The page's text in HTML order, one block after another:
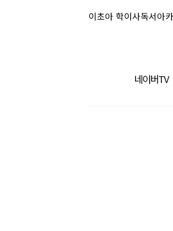
이초아 학이사독서아
네이버TV